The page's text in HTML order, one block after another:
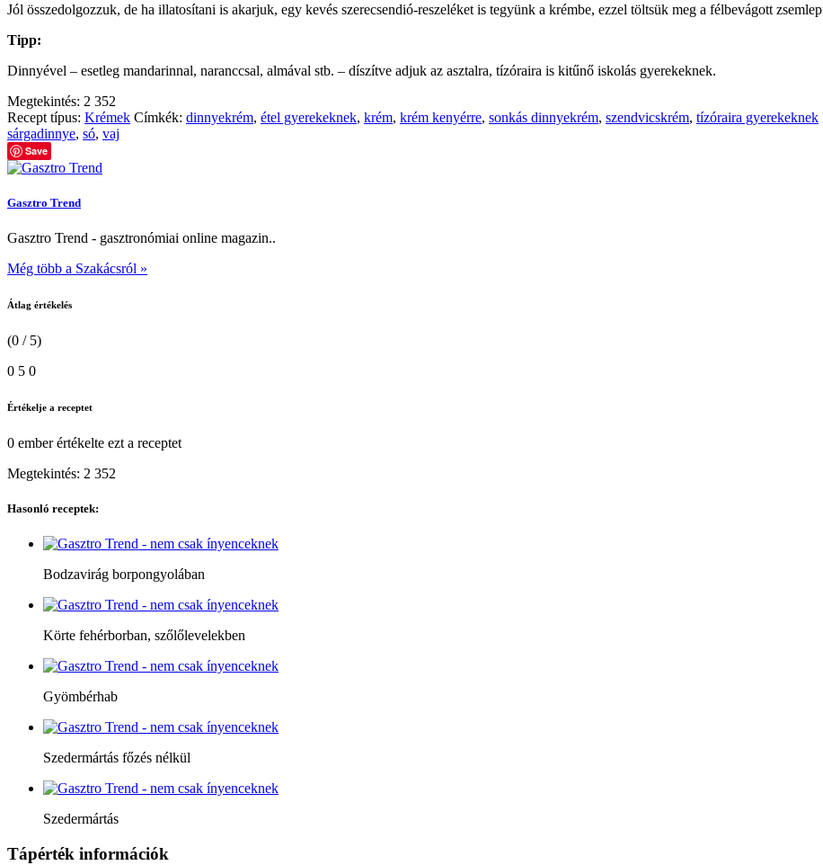
Jól összedolgozzuk, de ha illatosítani is akarjuk, egy kevés szerecsendió-reszeléket is tegyünk a krémbe, ezzel töltsük meg a félbevágott
Tipp:
Dinnyével – esetleg mandarinnal, naranccsal, almával stb. – díszítve adjuk az asztalra, tízóraira is kitűnő iskolás gyerekeknek.
Megtekintés: 2 352
Recept típus: Krémek Címkék: dinnyekrém, étel gyerekeknek, krém, krém kenyérre, sonkás dinnyekrém, szendvicskrém, tízóraira gyerekeknek
sárgadinnye, só, vaj
Save
Gasztro Trend
Gasztro Trend - gasztronómiai online magazin..
Még több a Szakácsról »
Átlag értékelés
(0 / 5)
0 5 0
Értékelje a receptet
0 emberértékelte ezt a receptet
Megtekintés: 2 352
Hasonló receptek:
Bodzavirág borpongyolában
Körte fehérborban, szőlőlevelekben
Gyömbérhab
Szedermártás főzés nélkül
Szedermártás
Tápérték információk